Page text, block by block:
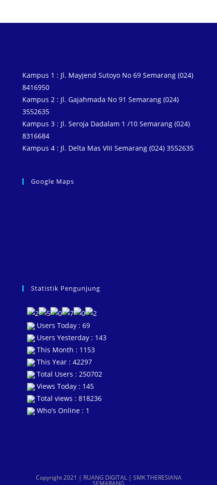
Kampus 1 : Jl. Mayjend Sutoyo No 69 Semarang (024)
8416950
Kampus 2 : Jl. Gajahmada No 91 Semarang (024)
3552635
Kampus 3 : Jl. Seroja Dadalam 1 /10 Semarang (024)
8316684
Kampus 4 : Jl. Delta Mas VIII Semarang (024) 3552635
Google Maps
Statistik Pengunjung
Users Today : 69
Users Yesterday : 143
This Month : 1153
This Year : 42297
Total Users : 250702
Views Today : 145
Total views : 818236
Who's Online : 1
Copyright 2021 | RUANG DIGITAL | SMK THERESIANA
SEMARANG